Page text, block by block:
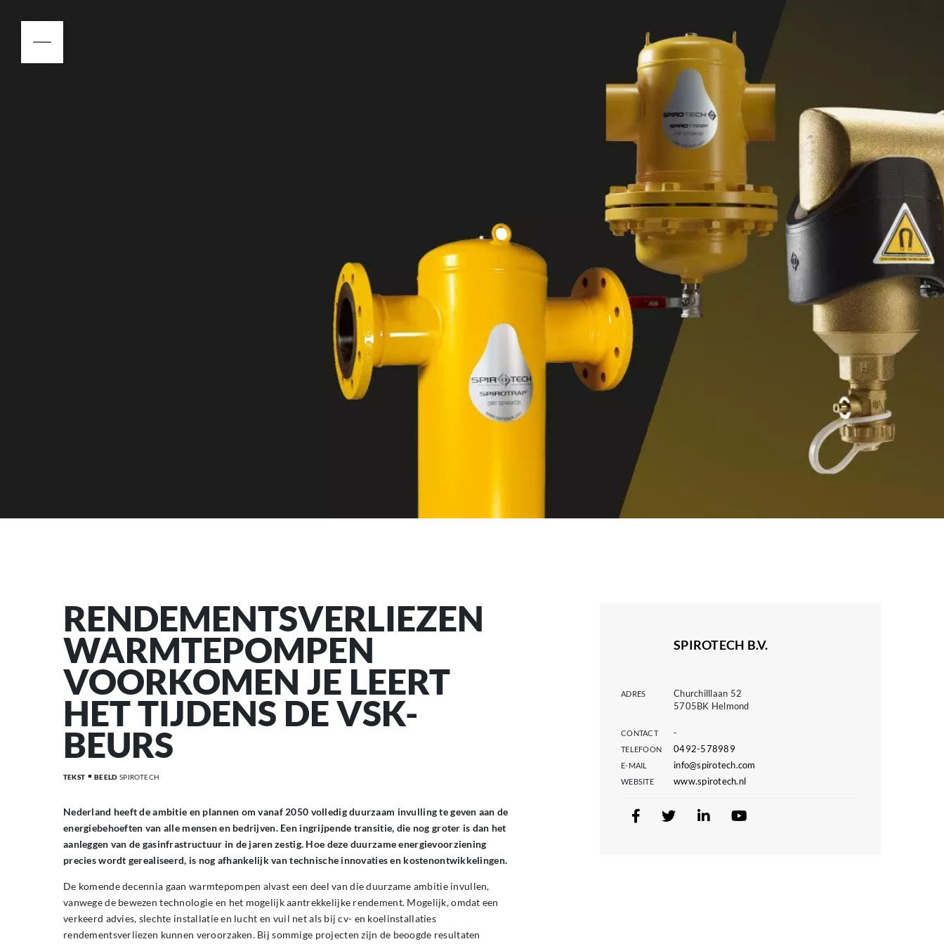
RENDEMENTSVERLIEZEN
WARMTEPOMPEN
VOORKOMEN JE LEERT
HET TIJDENS DE VSK-
BEURS
TEKST BEELD SPIROTECH
Nederland heeft de ambitie en plannen om vanaf 2050 volledig duurzaam invulling te geven aan de
energiebehoeften van alle mensen en bedrijven. Een ingrijpende transitie, die nog groter is dan het
aanleggen van de gasinfrastructuur in de jaren zestig. Hoe deze duurzame energievoorziening
precies wordt gerealiseerd, is nog afhankelijk van technische innovaties en kostenontwikkelingen.
De komende decennia gaan warmtepompen alvast een deel van die duurzame ambitie invullen,
vanwege de bewezen technologie en het mogelijk aantrekkelijke rendement. Mogelijk, omdat een
verkeerd advies, slechte installatie en lucht en vuil net als bij cv- en koelinstallaties
rendementsverliezen kunnen veroorzaken. Bij sommige projecten zijn de beoogde resultaten
SPIROTECH B.V.
ADRES
Churchilllaan 52
5705BK Helmond
CONTACT -
TELEFOON 0492-578989
E-MAIL info@spirotech.com
WEBSITE www.spirotech.nl